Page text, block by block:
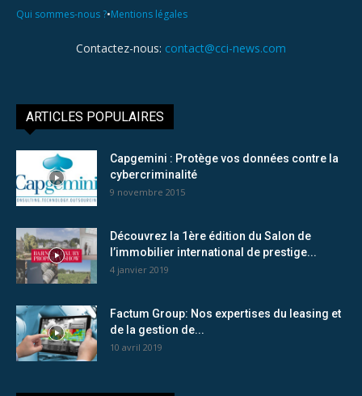
Qui sommes-nous ?•Mentions légales
Contactez-nous: contact@cci-news.com
ARTICLES POPULAIRES
Capgemini : Protège vos données contre la
cybercriminalité
9 novembre 2015
Découvrez la 1ère édition du Salon de
l’immobilier international de prestige...
4 janvier 2019
Factum Group: Nos expertises du leasing et
de la gestion de...
10 avril 2019